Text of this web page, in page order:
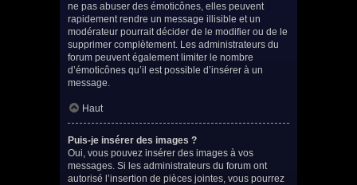
ne pas abuser des émoticônes, elles peuvent
rapidement rendre un message illisible et un
modérateur pourrait décider de le modifier ou de le
supprimer complètement. Les administrateurs du
forum peuvent également limiter le nombre
d’émoticônes qu’il est possible d’insérer à un
message.
Haut
Puis-je insérer des images ?
Oui, vous pouvez insérer des images à vos
messages. Si les administrateurs du forum ont
autorisé l’insertion de pièces jointes, vous pourrez